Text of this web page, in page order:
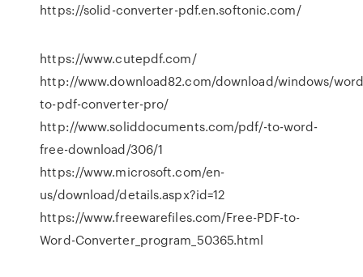
https://solid-converter-pdf.en.softonic.com/
https://www.cutepdf.com/
http://www.download82.com/download/windows/
to-pdf-converter-pro/
http://www.soliddocuments.com/pdf/-to-word-
free-download/306/1
https://www.microsoft.com/en-
us/download/details.aspx?id=12
https://www.freewarefiles.com/Free-PDF-to-
Word-Converter_program_50365.html